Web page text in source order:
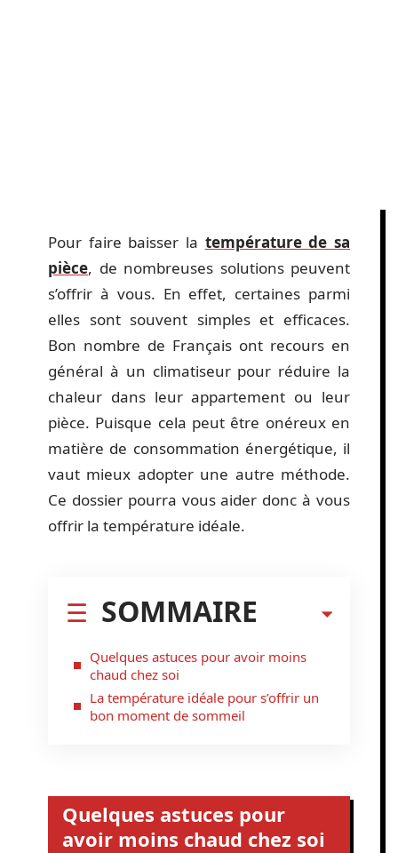
Pour faire baisser la température de sa
pièce, de nombreuses solutions peuvent
s’offrir à vous. En effet, certaines parmi
elles sont souvent simples et efficaces.
Bon nombre de Français ont recours en
général à un climatiseur pour réduire la
chaleur dans leur appartement ou leur
pièce. Puisque cela peut être onéreux en
matière de consommation énergétique, il
vaut mieux adopter une autre méthode.
Ce dossier pourra vous aider donc à vous
offrir la température idéale.
SOMMAIRE
Quelques astuces pour avoir moins
chaud chez soi
La température idéale pour s’offrir un
bon moment de sommeil
Quelques astuces pour
avoir moins chaud chez soi